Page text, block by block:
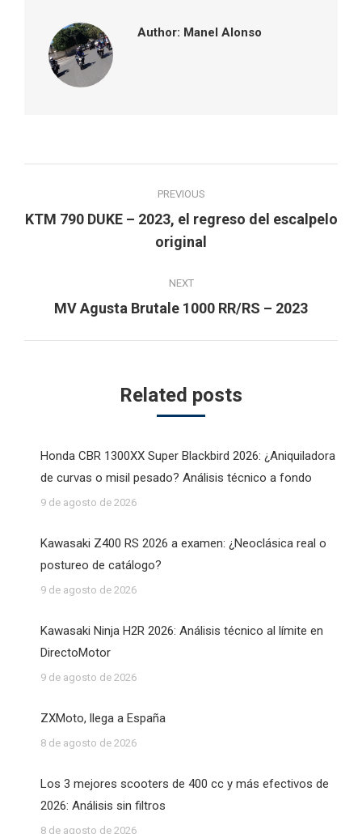
Author: Manel Alonso
navigation
PREVIOUS
Previous
post:
KTM 790 DUKE – 2023, el regreso del escalpelo
original
NEXT
Next
MV Agusta Brutale 1000 RR/RS – 2023
Related posts
Honda CBR 1300XX Super Blackbird 2026: ¿Aniquiladora
de curvas o misil pesado? Análisis técnico a fondo
9 de agosto de 2026
Kawasaki Z400 RS 2026 a examen: ¿Neoclásica real o
postureo de catálogo?
9 de agosto de 2026
Kawasaki Ninja H2R 2026: Análisis técnico al límite en
DirectoMotor
9 de agosto de 2026
ZXMoto, llega a España
8 de agosto de 2026
Los 3 mejores scooters de 400 cc y más efectivos de
2026: Análisis sin filtros
8 de agosto de 2026